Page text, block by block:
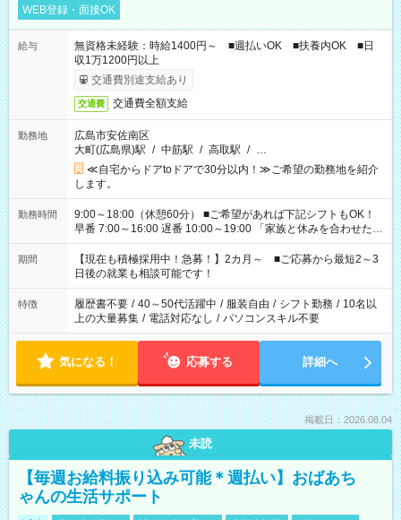
WEB登録・面接OK
給与
無資格未経験：時給1400円～ ■週払いOK ■扶養内OK ■日
収1万1200円以上
交通費別途支給あり
交通費 交通費全額支給
勤務地
広島市安佐南区
大町(広島県)駅 / 中筋駅 / 高取駅 / …
≪自宅からドアtoドアで30分以内！≫ご希望の勤務地を紹介
します。
勤務時間
9:00～18:00（休憩60分） ■ご希望があれば下記シフトもOK！
早番 7:00～16:00 遅番 10:00～19:00 「家族と休みを合わせた
い」 「余裕を持って夕飯の準備がしたい」 「できれば残業はし
たくない」 など、ご希望を教えてくださいね。 ※Wワーク希望
の方へ 今ご覧のお仕事で希望する勤務時間と、もう1つのお仕事
の勤務時間。 合計で週40時間を超える場合は応募できません。
期間
【現在も積極採用中！急募！】2カ月～ ■ご応募から最短2～3
日後の就業も相談可能です！
特徴 履歴書不要 / 40～50代活躍中 / 服装自由 / シフト勤務 / 10名以
上の大量募集 / 電話対応なし / パソコンスキル不要
気になる！ 応募する 詳細へ
掲載日：2026.08.04
未読
【毎週お給料振り込み可能＊週払い】おばあち
ゃんの生活サポート